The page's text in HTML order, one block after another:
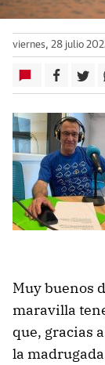
viernes, 28 julio
Muy buenos
maravilla
que, gracias
la